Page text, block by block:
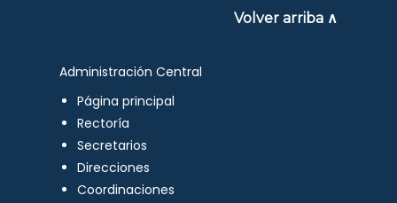
Volver arriba ∧
Administración Central
Página principal
Rectoría
Secretarios
Direcciones
Coordinaciones